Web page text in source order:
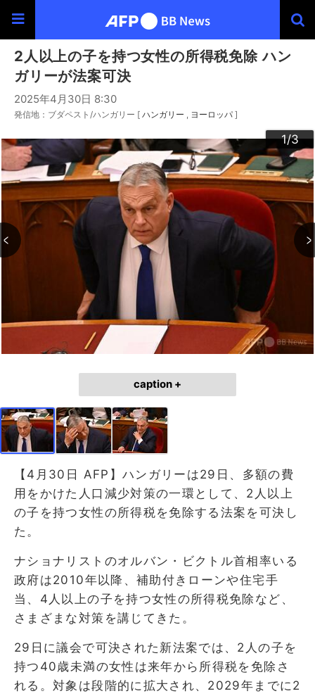
2人以上の子を持つ女性の所得税免除 ハン
ガリーが法案可決
2025年4月30日 8:30
発信地：ブダペスト/ハンガリー [ ハンガリー ヨーロッパ ]
1/3
2/3
3/3
caption +
【4月30日 AFP】ハンガリーは29日、多額の費
用をかけた人口減少対策の一環として、2人以上
の子を持つ女性の所得税を免除する法案を可決し
た。
ナショナリストのオルバン・ビクトル首相率いる
政府は2010年以降、補助付きローンや住宅手
当、4人以上の子を持つ女性の所得税免除など、
さまざまな対策を講じてきた。
29日に議会で可決された新法案では、2人の子を
持つ40歳未満の女性は来年から所得税を免除さ
れる。対象は段階的に拡大され、2029年までに2